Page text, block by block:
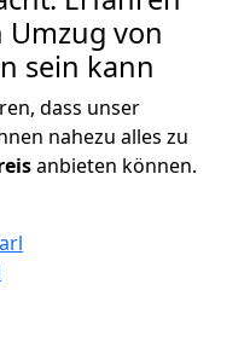
Umzug von
sein kann
dass unser
nahezu alles zu
anbieten können.